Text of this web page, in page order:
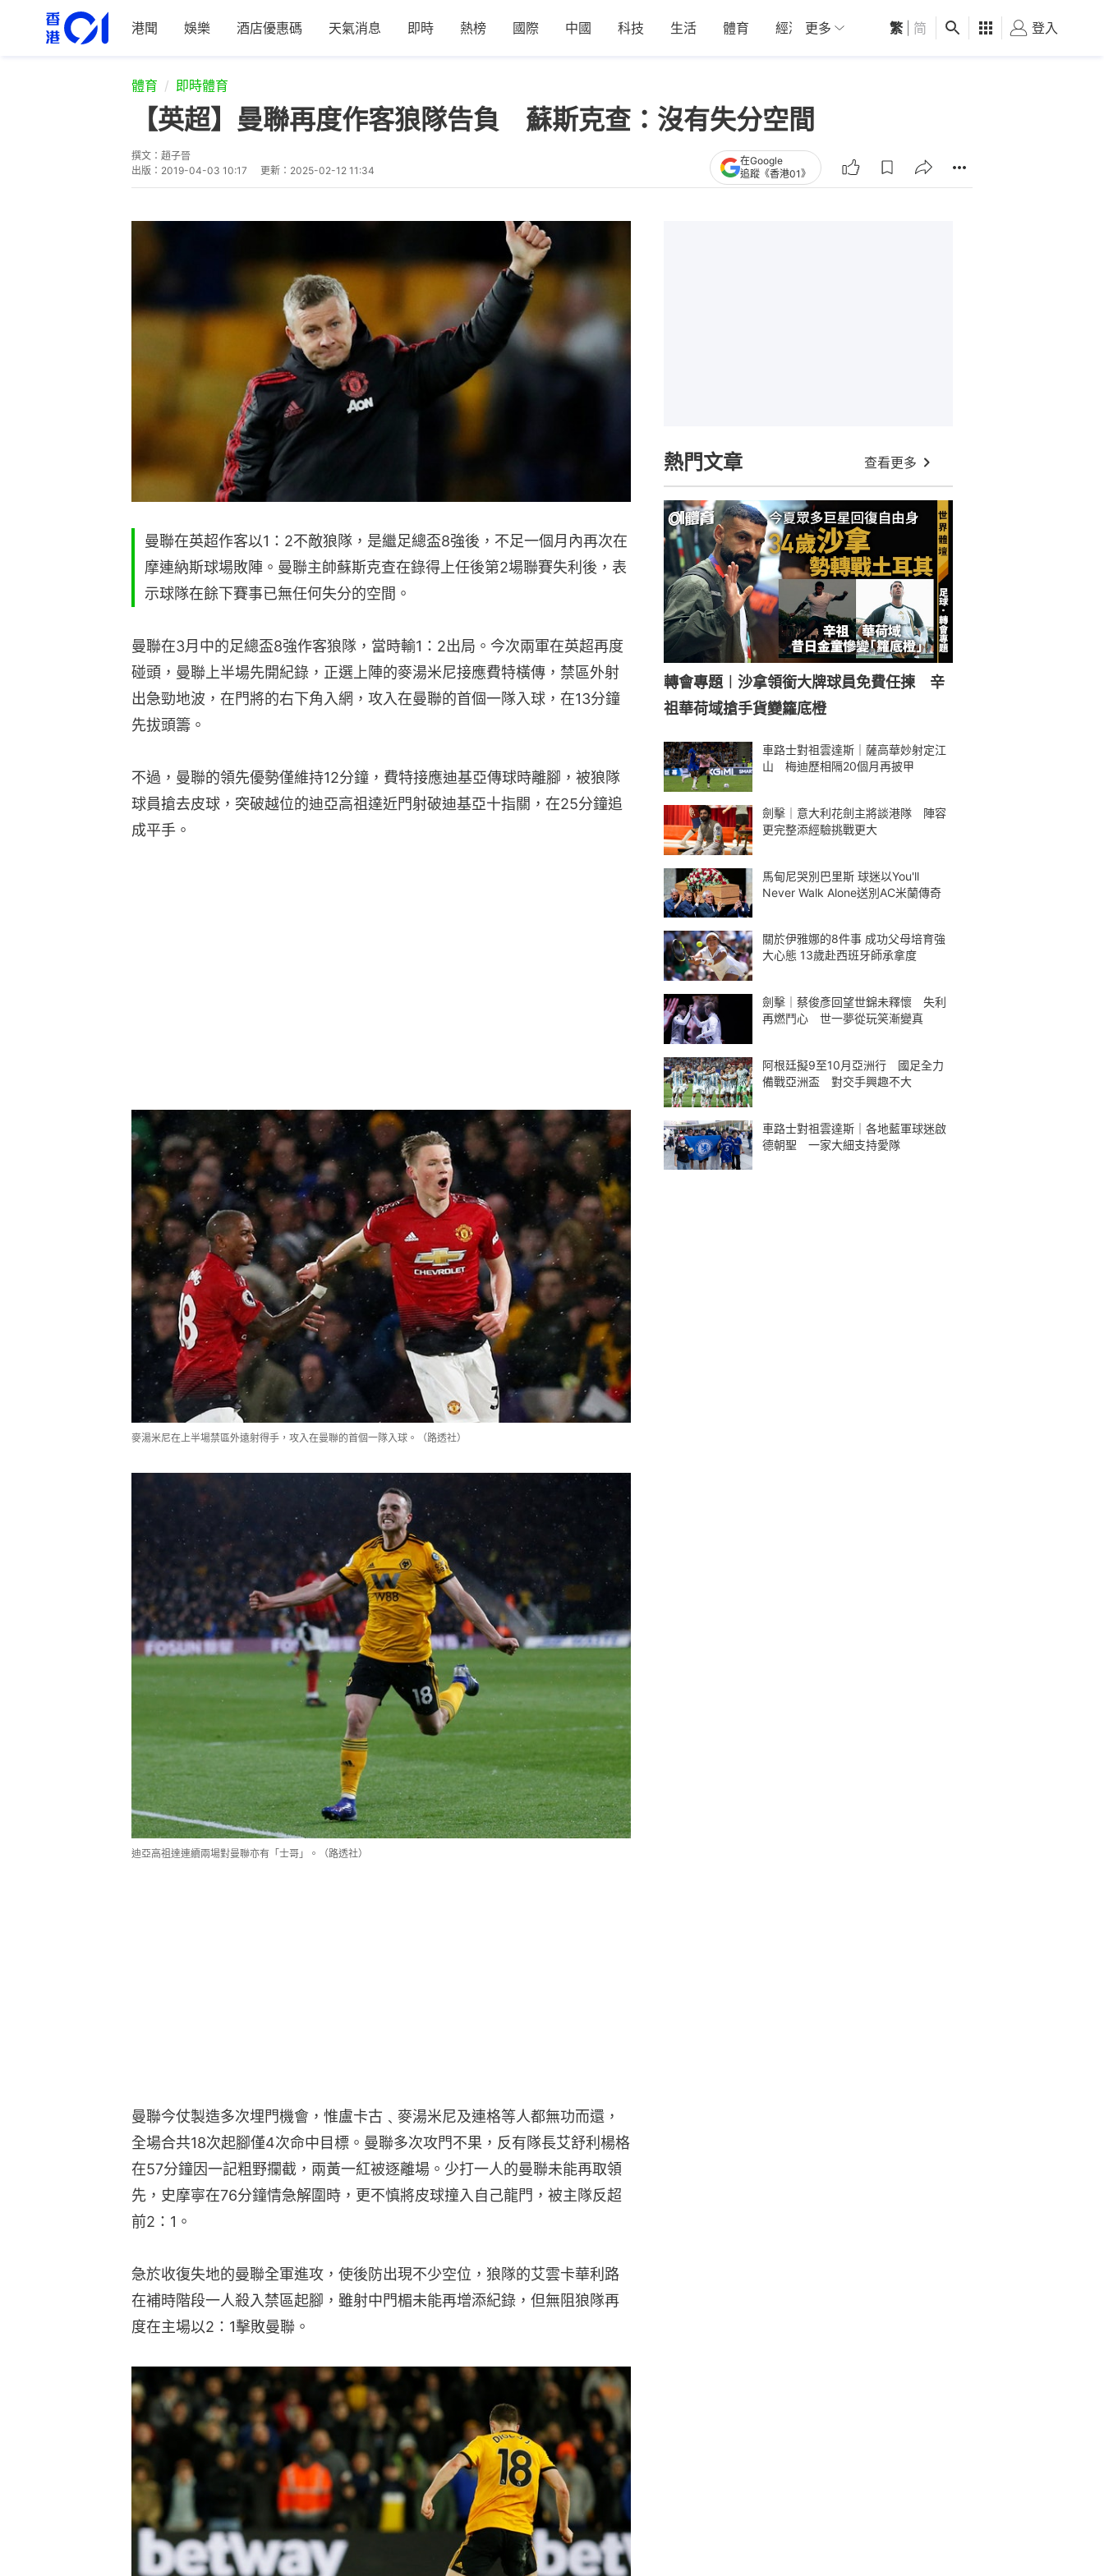
港聞 娛樂 酒店優惠碼 天氣消息 即時 熱榜 國際 中國 科技 生活 體育 經濟 01深圳 觀點 健康 好食玩飛
更多 繁 简 登入
體育 即時體育
【英超】曼聯再度作客狼隊告負 蘇斯克查：沒有失分空間
撰文： 趙子晉
出版： 2019-04-03 10:17 更新： 2025-02-12 11:34
在Google
追蹤《香港01》
曼聯在英超作客以1：2不敵狼隊，是繼足總盃8強後，不足一個月內再次在
摩連納斯球場敗陣。曼聯主帥蘇斯克查在錄得上任後第2場聯賽失利後，表
示球隊在餘下賽事已無任何失分的空間。
曼聯在3月中的足總盃8強作客狼隊，當時輸1：2出局。今次兩軍在英超再度
碰頭，曼聯上半場先開紀錄，正選上陣的麥湯米尼接應費特橫傳，禁區外射
出急勁地波，在門將的右下角入網，攻入在曼聯的首個一隊入球，在13分鐘
先拔頭籌。
不過，曼聯的領先優勢僅維持12分鐘，費特接應迪基亞傳球時離腳，被狼隊
球員搶去皮球，突破越位的迪亞高祖達近門射破迪基亞十指關，在25分鐘追
成平手。
麥湯米尼在上半場禁區外遠射得手，攻入在曼聯的首個一隊入球。（路透社）
迪亞高祖達連續兩場對曼聯亦有「士哥」。（路透社）
曼聯今仗製造多次埋門機會，惟盧卡古﹑麥湯米尼及連格等人都無功而還，
全場合共18次起腳僅4次命中目標。曼聯多次攻門不果，反有隊長艾舒利楊格
在57分鐘因一記粗野攔截，兩黃一紅被逐離場。少打一人的曼聯未能再取領
先，史摩寧在76分鐘情急解圍時，更不慎將皮球撞入自己龍門，被主隊反超
前2：1。
急於收復失地的曼聯全軍進攻，使後防出現不少空位，狼隊的艾雲卡華利路
在補時階段一人殺入禁區起腳，雖射中門楣未能再增添紀錄，但無阻狼隊再
度在主場以2：1擊敗曼聯。
熱門文章 查看更多
轉會專題︱沙拿領銜大牌球員免費任揀 辛
祖華荷域搶手貨變籮底橙
車路士對祖雲達斯｜薩高華妙射定江
山 梅迪歷相隔20個月再披甲
劍擊｜意大利花劍主將談港隊 陣容
更完整添經驗挑戰更大
馬甸尼哭別巴里斯 球迷以You'll
Never Walk Alone送別AC米蘭傳奇
關於伊雅娜的8件事 成功父母培育強
大心態 13歲赴西班牙師承拿度
劍擊｜蔡俊彥回望世錦未釋懷 失利
再燃鬥心 世一夢從玩笑漸變真
阿根廷擬9至10月亞洲行 國足全力
備戰亞洲盃 對交手興趣不大
車路士對祖雲達斯｜各地藍軍球迷啟
德朝聖 一家大細支持愛隊